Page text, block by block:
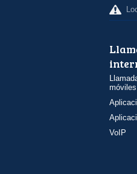
móviles
VoIP